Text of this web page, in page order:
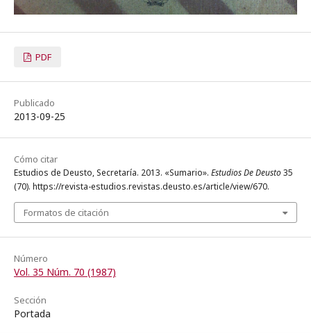
PDF
Publicado
2013-09-25
Cómo citar
Estudios de Deusto, Secretaría. 2013. «Sumario». Estudios De Deusto35
(70). https://revista-estudios.revistas.deusto.es/article/view/670.
Formatos de citación
Número
Vol. 35 Núm. 70 (1987)
Sección
Portada